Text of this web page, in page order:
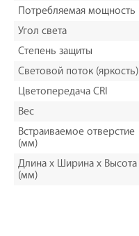
Потребляемая мощность
Угол света
Степень защиты
Световой поток (яркость)
Цветопередача CRI
Вес
Встраиваемое отверстие
(мм)
Длина х Ширина х Высота
(мм)